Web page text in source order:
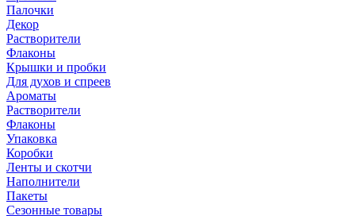
Палочки
Декор
Растворители
Флаконы
Крышки и пробки
Для духов и спреев
Ароматы
Растворители
Флаконы
Упаковка
Коробки
Ленты и скотчи
Наполнители
Пакеты
Сезонные товары